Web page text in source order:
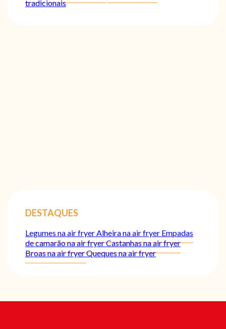
tradicionais
DESTAQUES
Legumes na air fryerAlheira na air fryer Empadas
de camarão na air fryerCastanhas na air fryer
Broas na air fryerQueques na air fryer